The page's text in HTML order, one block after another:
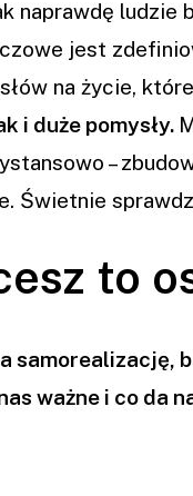
naprawdę
jest
na życie,
i duże pomysły.
–
Świetnie
to
ważne i co da